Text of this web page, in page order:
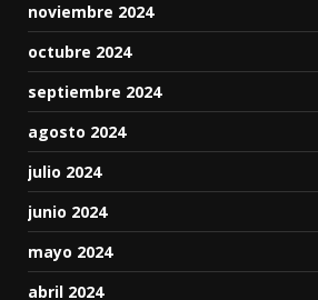
noviembre 2024
octubre 2024
septiembre 2024
agosto 2024
julio 2024
junio 2024
mayo 2024
abril 2024